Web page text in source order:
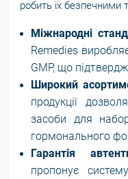
робить їх безпечними
Міжнародні
Remedies
GMP, що
Широкий
продукції
засоби для
гормонального
Гарантія
пропонує